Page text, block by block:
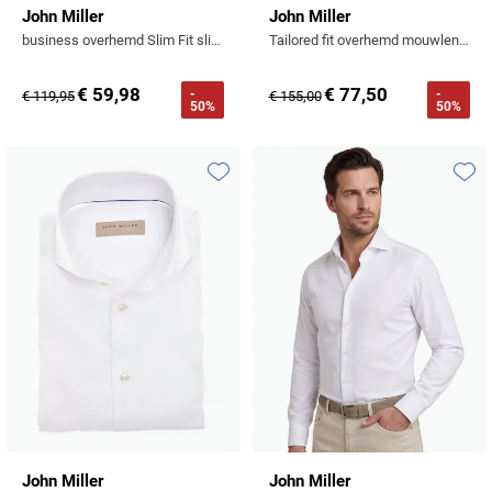
John Miller
business overhemd Slim Fit slim fit wit effen
€ 119,95€ 59,98
-
50%
John Miller
Tailored fit overhemd mouwlengte 7 wit geprint linnen
€ 155,00€ 77,50
-
50%
John Miller
Toevoegen aan favorieten
John Miller